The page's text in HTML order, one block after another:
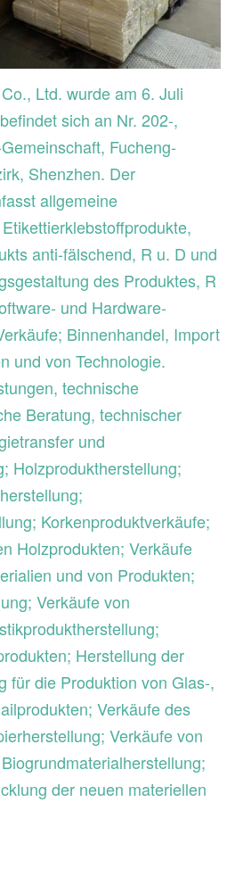
Ltd. wurde am 6. Juli
sich an Nr. 202-,
Fucheng-
Shenzhen. Der
allgemeine
anti-fälschend, R u. D und
des Produktes, R
und Hardware-
Binnenhandel, Import
und von Technologie.
technische
Beratung, technischer
und
Holzproduktherstellung;
Korkenproduktverkäufe;
Holzprodukten; Verkäufe
und von Produkten;
Verkäufe von
Herstellung der
für die Produktion von Glas-,
Verkäufe des
Verkäufe von
der neuen materiellen